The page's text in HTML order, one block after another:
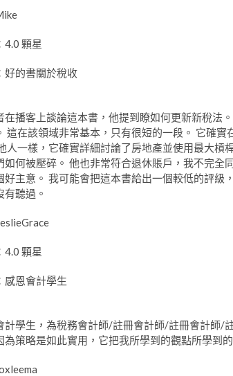
4.0 顆星
好的書關於稅收
在播客上談論這本書，他提到瞭如何更新新稅法
這在該領域非常基本，只有很短的一段。 它確
人一樣，它確實詳細討論了房地產並使用最大槓
如何被壓碎。 他也非常符合退休賬戶，我不完
好主意。 我可能會把這本書給出一個較低的評
有聽過。
4.0 顆星
感恩會計學生
計學生，為稅務會計師/註冊會計師/註冊會計師/
為策略是如此實用，它把我所學到的觀點所學到